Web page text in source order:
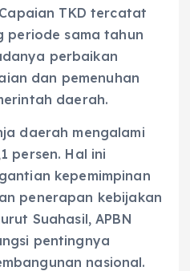
TKD tercatat
periode sama tahun
perbaikan
dan pemenuhan
daerah.
daerah mengalami
persen. Hal ini
kepemimpinan
penerapan kebijakan
Suahasil, APBN
pentingnya
nasional.